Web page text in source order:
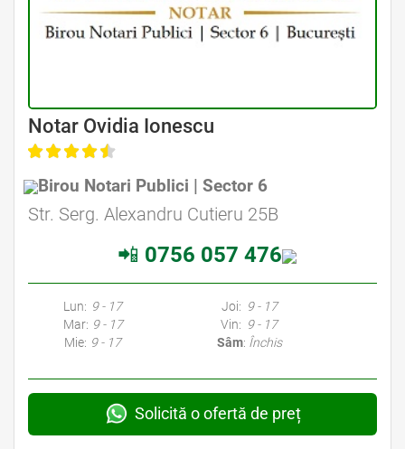
Avocat Specializat în Drept Civil • Avocat Specializat în Dreptul Familiei
Notar Ovidia Ionescu
Birou Notari Publici | Sector 6
Str. Serg. Alexandru Cutieru 25B
📲 0756 057 476
Lun: 9 - 17
Mar: 9 - 17
Mie: 9 - 17
Joi: 9 - 17
Vin: 9 - 17
Sâm: Închis
Solicită o ofertă de preț